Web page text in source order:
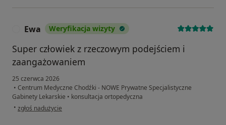
Ewa Weryfikacja wizyty
Super człowiek z rzeczowym podejściem i
zaangażowaniem
25 czerwca 2026
• Centrum Medyczne Chodźki - NOWE Prywatne Specjalistyczne
Gabinety Lekarskie • konsultacja ortopedyczna
• w opinii użytkownika Ewa
zgłoś nadużycie